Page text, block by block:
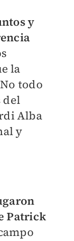
y
la
todo
del
Alba
y
Patrick